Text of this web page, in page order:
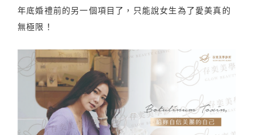
年底婚禮前的另一個項目了，只能說女生為了愛美真的
無極限！